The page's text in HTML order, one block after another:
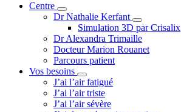
Centre
Dr Nathalie Kerfant
Simulation 3D par Crisalix
Dr Alexandra Trimaille
Docteur Marion Rouanet
Parcours patient
Vos besoins
J’ai l’air fatigué
J’ai l’air triste
J’ai l’air sévère